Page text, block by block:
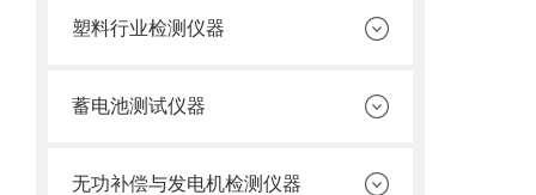
塑料行业检测仪器
蓄电池测试仪器
无功补偿与发电机检测仪器